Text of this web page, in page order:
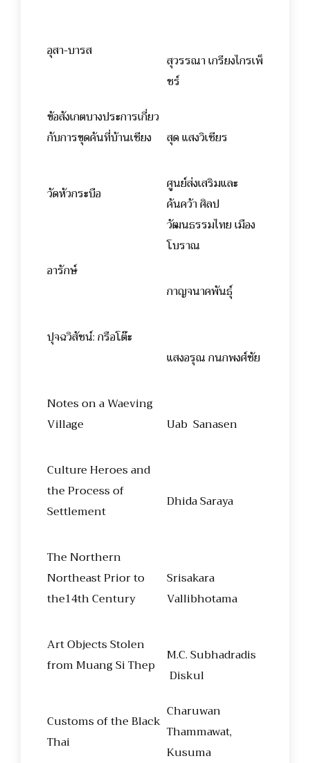
อุสา-บารส
สุวรรณา เกรียงไกรเพ็
ชร์
ข้อสังเกตบางประการเกี่ยว
กับการขุดค้นที่บ้านเชียง สุด แสงวิเชียร
วัดหัวกระบือ
ศูนย์ส่งเสริมและ
ค้นคว้า ศิลป
วัฒนธรรมไทย เมือง
โบราณ
อารักษ์
กาญจนาคพันธุ์
ปุจฉวิสัชน์: กรือโต๊ะ
แสงอรุณ กนกพงศ์ชัย
Notes on a Waeving
Village
Uab Sanasen
Culture Heroes and
the Process of
Settlement
Dhida Saraya
The Northern
Northeast Prior to
the14th Century
Srisakara
Vallibhotama
Art Objects Stolen
from Muang Si Thep
M.C. Subhadradis
Diskul
Customs of the Black
Thai
Charuwan
Thammawat,
Kusuma